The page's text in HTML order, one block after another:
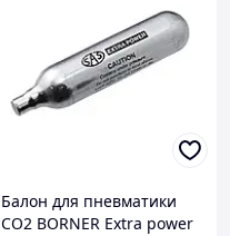
Балон для пневматики
CO2 BORNER Extra power